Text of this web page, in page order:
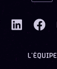
L’ÉQUIPE